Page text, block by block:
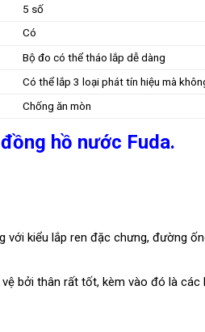
5 số
Có
Bộ đo có thể tháo lắp dễ dàng
Có thể lắp 3 loại phát tín hiệu mà
Chống ăn mòn
hồ nước Fuda.
kiểu lắp ren đặc chưng, đường
bởi thân rất tốt, kèm vào đó là